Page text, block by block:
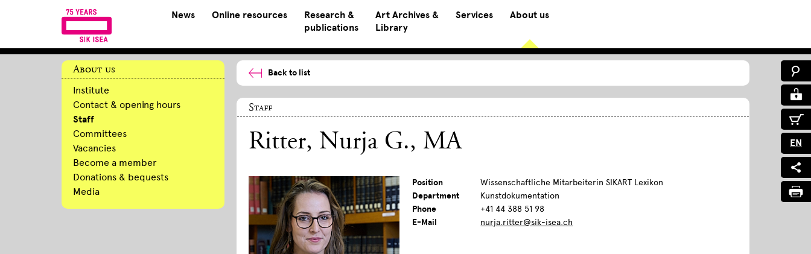
News Online resources
Research &
publications
Art Archives &
Library
Services About us
EN
About us
Institute
Contact & opening hours
Staff
Committees
Vacancies
Become a member
Donations & bequests
Media
Back to list
Staff
Ritter, Nurja G., MA
Position
Wissenschaftliche Mitarbeiterin SIKART Lexikon
Department
Kunstdokumentation
Phone
+41 44 388 51 98
E-Mail
nurja.ritter@sik-isea.ch